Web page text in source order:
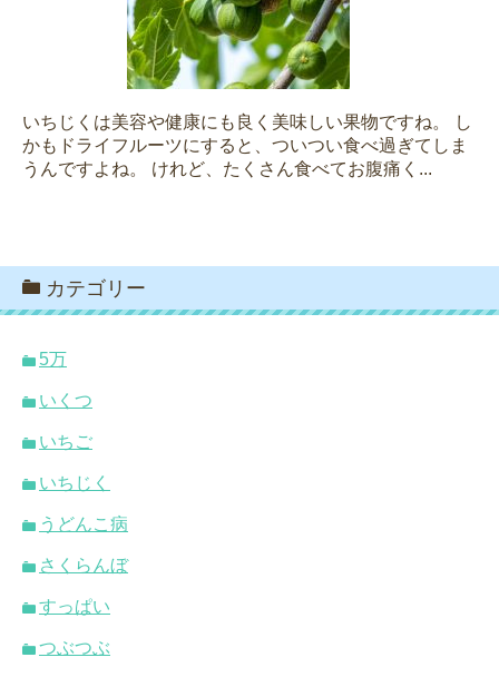
いちじくは美容や健康にも良く美味しい果物ですね。 し
かもドライフルーツにすると、ついつい食べ過ぎてしま
うんですよね。 けれど、たくさん食べてお腹痛く...
カテゴリー
5万
いくつ
いちご
いちじく
うどんこ病
さくらんぼ
すっぱい
つぶつぶ